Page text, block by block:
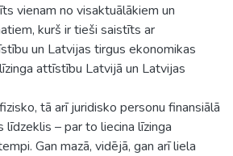
vienam no visaktuālākiem un
kurš ir tieši saistīts ar
un Latvijas tirgus ekonomikas
attīstību Latvijā un Latvijas
tā arī juridisko personu finansiālā
– par to liecina līzinga
Gan mazā, vidējā, gan arī liela